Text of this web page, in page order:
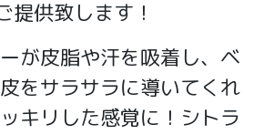
提供致します！
が皮脂や汗を吸着し、ベ
をサラサラに導いてくれ
キリした感覚に！シトラ